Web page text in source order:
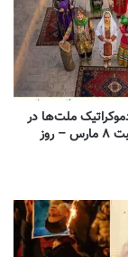
دموکراتیک ملت‌ها در
ایران به مناسبت ۸ مارس – روز